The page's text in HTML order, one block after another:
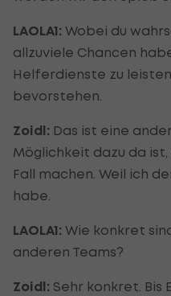
LAOLA1: Wobei du
allzuviele Chancen
Helferdienste zu
bevorstehen.
Zoidl: Das ist eine
Möglichkeit dazu da
Fall machen. Weil ich
habe.
LAOLA1: Wie konkret
anderen Teams?
Zoidl: Sehr konkret. Bis